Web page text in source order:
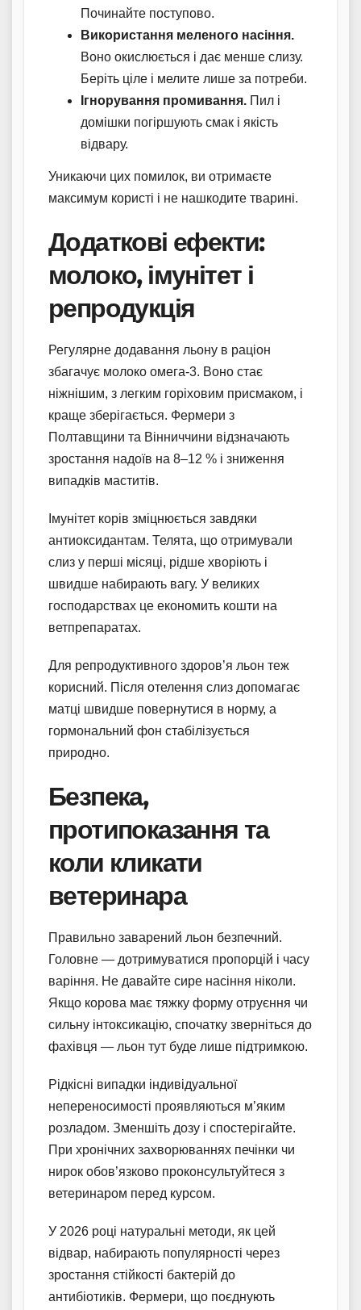
Починайте поступово.
Використання меленого насіння.
Воно окислюється і дає менше слизу.
Беріть ціле і мелите лише за потреби.
Ігнорування промивання. Пил і
домішки погіршують смак і якість
відвару.
Уникаючи цих помилок, ви отримаєте
максимум користі і не нашкодите тварині.
Додаткові ефекти:
молоко, імунітет і
репродукція
Регулярне додавання льону в раціон
збагачує молоко омега-3. Воно стає
ніжнішим, з легким горіховим присмаком, і
краще зберігається. Фермери з
Полтавщини та Вінниччини відзначають
зростання надоїв на 8–12 % і зниження
випадків маститів.
Імунітет корів зміцнюється завдяки
антиоксидантам. Телята, що отримували
слиз у перші місяці, рідше хворіють і
швидше набирають вагу. У великих
господарствах це економить кошти на
ветпрепаратах.
Для репродуктивного здоров’я льон теж
корисний. Після отелення слиз допомагає
матці швидше повернутися в норму, а
гормональний фон стабілізується
природно.
Безпека,
протипоказання та
коли кликати
ветеринара
Правильно заварений льон безпечний.
Головне — дотримуватися пропорцій і часу
варіння. Не давайте сире насіння ніколи.
Якщо корова має тяжку форму отруєння чи
сильну інтоксикацію, спочатку зверніться до
фахівця — льон тут буде лише підтримкою.
Рідкісні випадки індивідуальної
непереносимості проявляються м’яким
розладом. Зменшіть дозу і спостерігайте.
При хронічних захворюваннях печінки чи
нирок обов’язково проконсультуйтеся з
ветеринаром перед курсом.
У 2026 році натуральні методи, як цей
відвар, набирають популярності через
зростання стійкості бактерій до
антибіотиків. Фермери, що поєднують